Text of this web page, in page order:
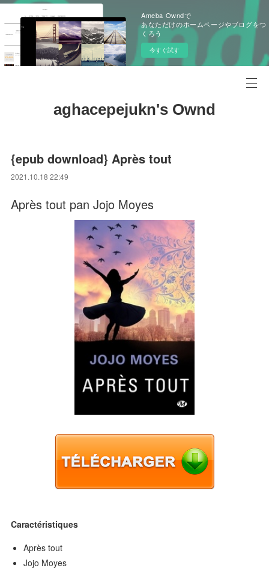
Ameba Owndで
あなただけのホームページやブログをつ
くろう
今すぐ試す
aghacepejukn's Ownd
{epub download} Après tout
2021.10.18 22:49
Après tout pan Jojo Moyes
Caractéristiques
Après tout
Jojo Moyes